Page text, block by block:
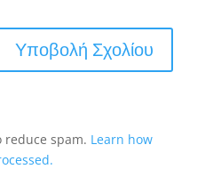
reduce spam. Learn how